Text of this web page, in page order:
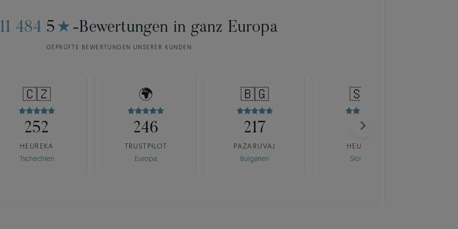
11 484 5 ★ -Bewertungen in ganz Europa
GEPRÜFTE BEWERTUNGEN UNSERER KUNDEN
🇨🇿
252
HEUREKA
Tschechien
🌍
246
TRUSTPILOT
Europa
🇧🇬
217
PAZARUVAJ
Bulgarien
🇸🇰
175
HEUREKA
Slowakei